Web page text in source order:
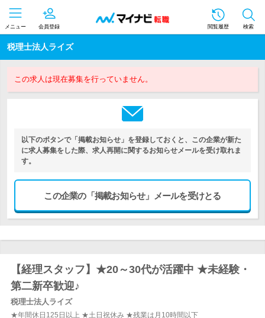
メニュー 会員登録 閲覧履歴 検索
税理士法人ライズ
この求人は現在募集を行っていません。
以下のボタンで「掲載お知らせ」を登録しておくと、この企業が新た
に求人募集をした際、求人再開に関するお知らせメールを受け取れま
す。
この企業の「掲載お知らせ」メールを受けとる
【経理スタッフ】★20～30代が活躍中 ★未経験・
第二新卒歓迎♪
税理士法人ライズ
★年間休日125日以上 ★土日祝休み ★残業は月10時間以下